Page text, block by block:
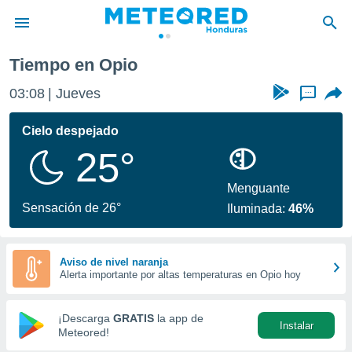
de
ha sido
calidad.
a este
las
y
forma
digital
basada
Tiempo en Opio
03:08 Jueves ...
Cielo despejado
25°
Sensación de 26°
Menguante
Iluminada:46%
Aviso de nivel naranja
Alerta importante por altas temperaturas en Opio hoy
¡Descarga GRATIS la app de
Meteored!
Instalar